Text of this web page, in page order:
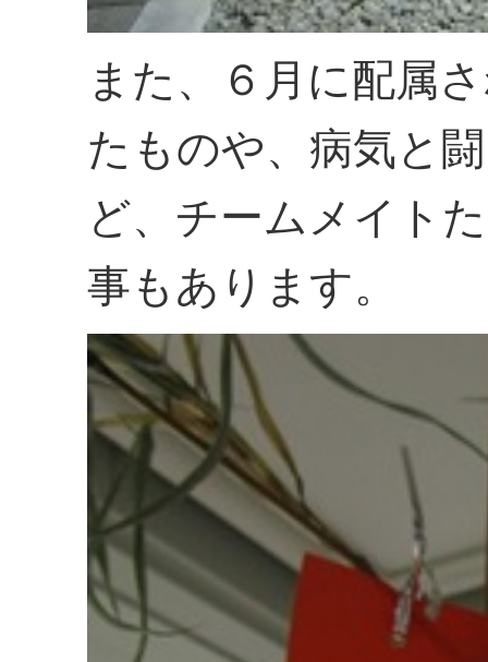
また、６月に配属
たものや、病気と
ど、チームメイト
事もあります。